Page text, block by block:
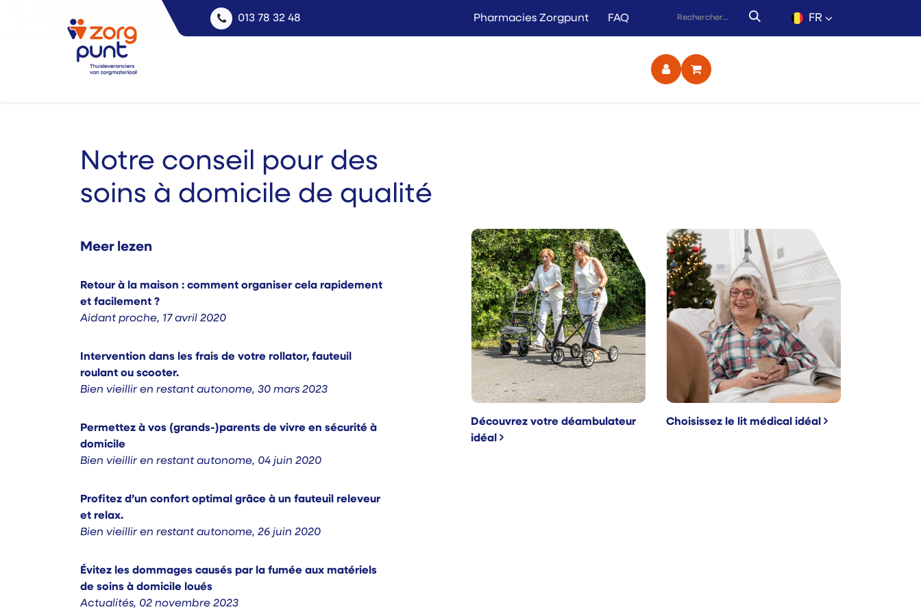
013 78 32 48 Pharmacies Zorgpunt FAQ FR
Notre conseil pour des
soins à domicile de qualité
Meer lezen
Retour à la maison : comment organiser cela rapidement
et facilement ?
Aidant proche, 17 avril 2020
Intervention dans les frais de votre rollator, fauteuil
roulant ou scooter.
Bien vieillir en restant autonome, 30 mars 2023
Permettez à vos (grands-)parents de vivre en sécurité à
domicile
Bien vieillir en restant autonome, 04 juin 2020
Profitez d’un confort optimal grâce à un fauteuil releveur
et relax.
Bien vieillir en restant autonome, 26 juin 2020
Évitez les dommages causés par la fumée aux matériels
de soins à domicile loués
Actualités, 02 novembre 2023
Découvrez votre déambulateur
idéal
Choisissez le lit médical idéal